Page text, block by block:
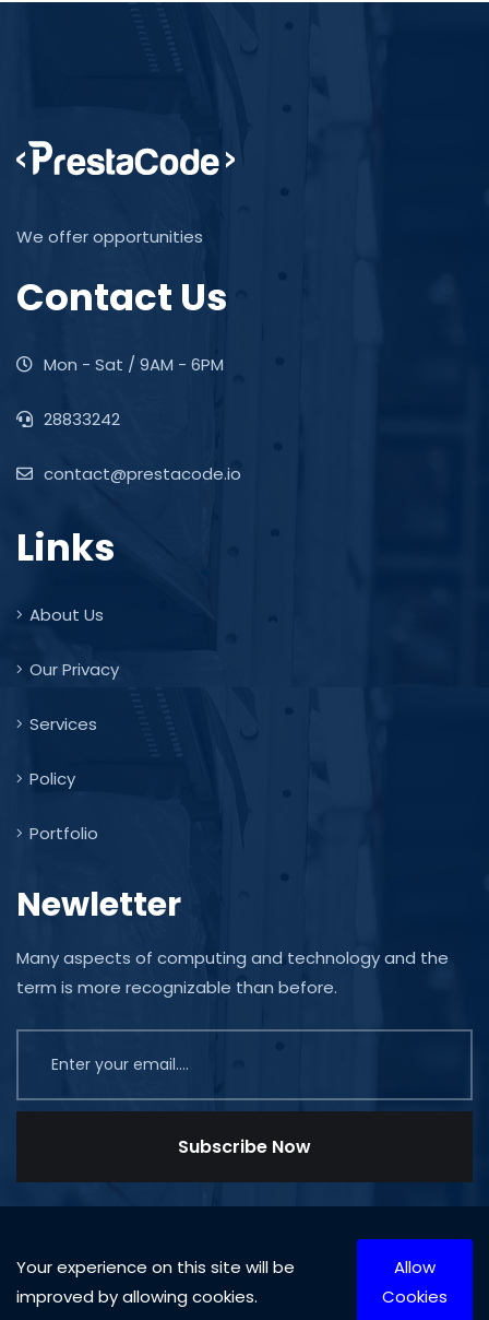
We offer opportunities
Contact Us
Mon - Sat / 9AM - 6PM
28833242
contact@prestacode.io
Links
About Us
Our Privacy
Services
Policy
Portfolio
Newletter
Many aspects of computing and technology and the
term is more recognizable than before.
Subscribe Now
Your experience on this site will be
improved by allowing cookies.
Allow
Cookies